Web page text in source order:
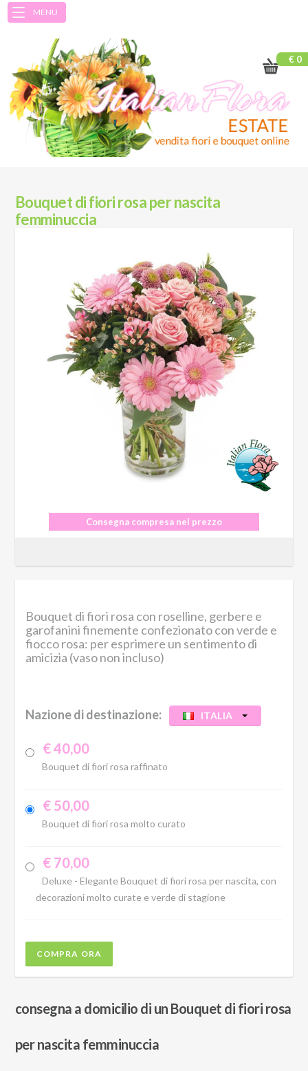
MENU
€ 0
Bouquet di fiori rosa per nascita
femminuccia
Consegna compresa nel prezzo
Bouquet di fiori rosa con roselline, gerbere e
garofanini finemente confezionato con verde e
fiocco rosa: per esprimere un sentimento di
amicizia (vaso non incluso)
Nazione di destinazione: ITALIA
€ 40,00
Bouquet di fiori rosa raffinato
€ 50,00
Bouquet di fiori rosa molto curato
€ 70,00
Deluxe - Elegante Bouquet di fiori rosa per nascita, con
decorazioni molto curate e verde di stagione
COMPRA ORA
consegna a domicilio di un Bouquet di fiori rosa
per nascita femminuccia